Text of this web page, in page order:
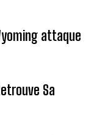
attaque
Sa